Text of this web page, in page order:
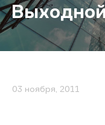
03 ноября, 2011